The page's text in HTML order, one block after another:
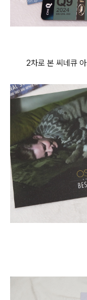
2차로 본 씨네큐